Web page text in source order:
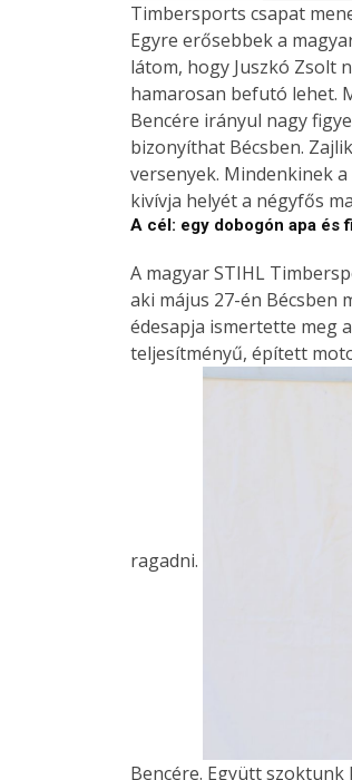
Timbersports csapat
Egyre erősebbek a
látom, hogy Juszkó Zsolt
hamarosan befutó lehet.
Bencére irányul nagy
bizonyíthat Bécsben.
versenyek. Mindenkinek
kivívja helyét a négyfős
A cél: egy dobogón apa és
A magyar STIHL
aki május 27-én Bécsben
édesapja ismertette meg
teljesítményű, épített
ragadni.
Bencére. Együtt